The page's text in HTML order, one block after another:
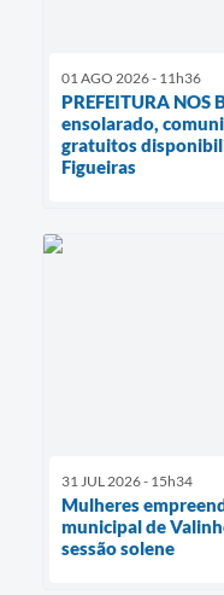
01 AGO 2026 - 11h36
PREFEITURA NOS
ensolarado,
gratuitos
Figueiras
31 JUL 2026 - 15h34
Mulheres
municipal de
sessão solene